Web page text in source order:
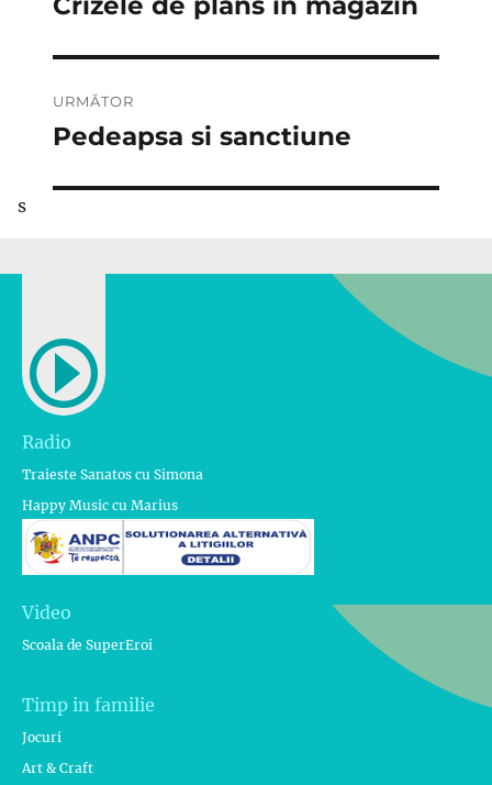
URMĂTOR
Articolul
Pedeapsa si sanctiune
s
Radio
Traieste Sanatos cu Simona
Happy Music cu Marius
Video
Scoala de SuperEroi
Timp in familie
Jocuri
Art & Craft